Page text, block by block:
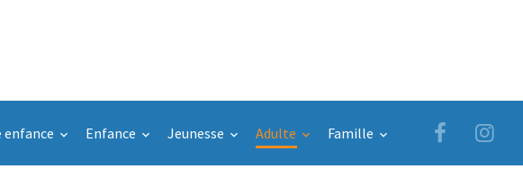
Enfance Jeunesse Adulte Famille